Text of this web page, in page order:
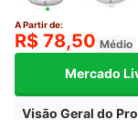
A Partir de:
R$ 78,50 Médio
Mercado
Visão Geral do